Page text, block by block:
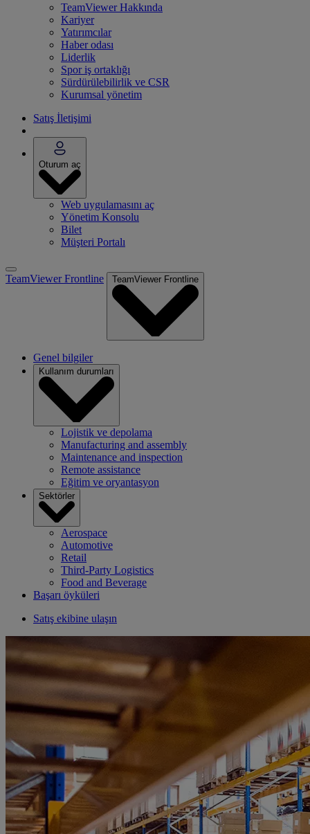
TeamViewer Hakkında
Kariyer
Yatırımcılar
Haber odası
Liderlik
Spor iş ortaklığı
Sürdürülebilirlik ve CSR
Kurumsal yönetim
Satış İletişimi
Oturum aç
Web uygulamasını aç
Yönetim Konsolu
Bilet
Müşteri Portalı
TeamViewer Frontline TeamViewer Frontline
Genel bilgiler
Kullanım durumları
Lojistik ve depolama
Manufacturing and assembly
Maintenance and inspection
Remote assistance
Eğitim ve oryantasyon
Sektörler
Aerospace
Automotive
Retail
Third-Party Logistics
Food and Beverage
Başarı öyküleri
Satış ekibine ulaşın